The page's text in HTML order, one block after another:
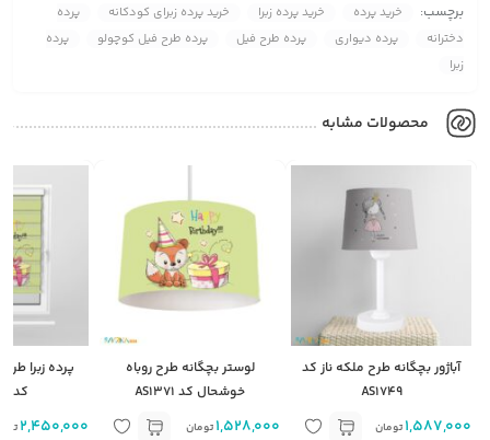
برچسب: خرید پرده خرید پرده زبرا خرید پرده زبرای کودکانه
پرده
دخترانه
پرده دیواری پرده طرح فیل پرده طرح فیل کوچولو
پرده
زبرا
محصولات مشابه
آباژور بچگانه طرح ملکه ناز کد
AS1749
1,587,000 تومان
لوستر بچگانه طرح روباه
خوشحال کد AS1371
1,528,000 تومان
پرده زبرا
کد AS1371
2,450,000